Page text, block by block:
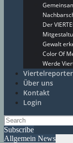
Der
Gewalt
Color Of
Werde
Viertelreporter
Über uns
Kontakt
Login
Subscribe
Allgemein News